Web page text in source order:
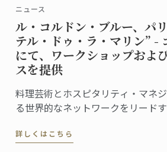
ニュース
ル・コルドン・ブルー、パ
テル・ドゥ・ラ・マリン” -
にて、ワークショップおよ
スを提供
料理芸術とホスピタリティ・マネ
る世界的なネットワークをリード
des Monuments Nationaux, CMN）
詳しくはこちら